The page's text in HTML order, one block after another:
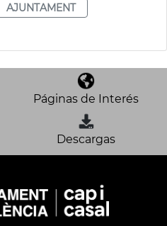
AJUNTAMENT
Páginas de Interés
Descargas